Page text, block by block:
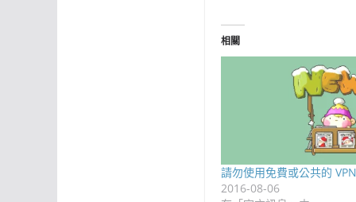
相關
請勿使用免費或公共的 VPN
2016-08-06